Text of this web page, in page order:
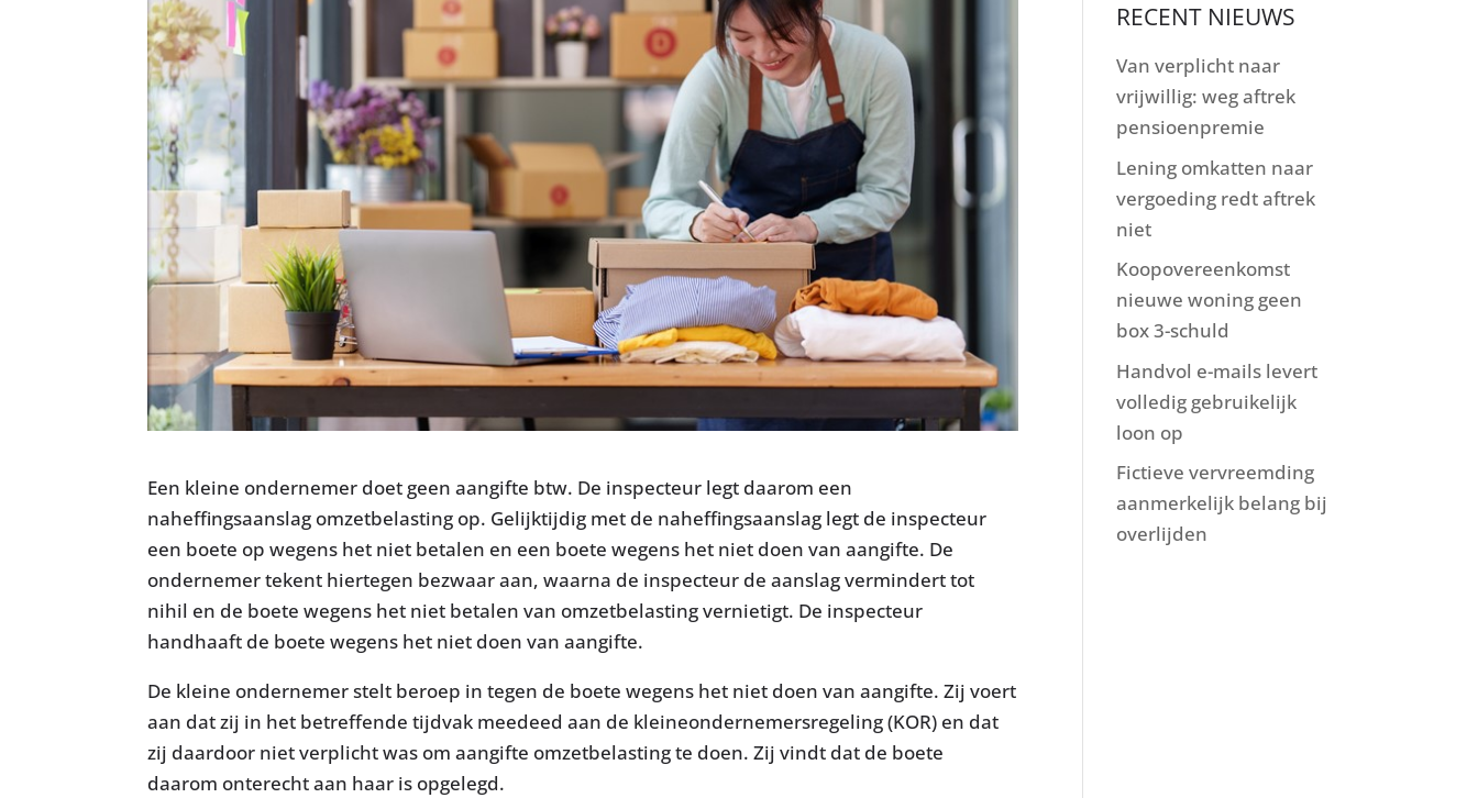
Een kleine ondernemer doet geen aangifte btw. De inspecteur legt daarom een
naheffingsaanslag omzetbelasting op. Gelijktijdig met de naheffingsaanslag legt de inspecteur
een boete op wegens het niet betalen en een boete wegens het niet doen van aangifte. De
ondernemer tekent hiertegen bezwaar aan, waarna de inspecteur de aanslag vermindert tot
nihil en de boete wegens het niet betalen van omzetbelasting vernietigt. De inspecteur
handhaaft de boete wegens het niet doen van aangifte.
De kleine ondernemer stelt beroep in tegen de boete wegens het niet doen van aangifte. Zij voert
aan dat zij in het betreffende tijdvak meedeed aan de kleineondernemersregeling (KOR) en dat
zij daardoor niet verplicht was om aangifte omzetbelasting te doen. Zij vindt dat de boete
daarom onterecht aan haar is opgelegd.
RECENT NIEUWS
Van verplicht naar
vrijwillig: weg aftrek
pensioenpremie
Lening omkatten naar
vergoeding redt aftrek
niet
Koopovereenkomst
nieuwe woning geen
box 3-schuld
Handvol e-mails levert
volledig gebruikelijk
loon op
Fictieve vervreemding
aanmerkelijk belang bij
overlijden